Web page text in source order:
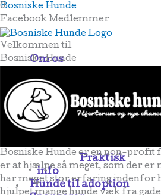
Skip
to
content
Bosniske Hunde
Menu
Om os
Bosniske Hunde
Personerne
bag
Praktisk
info
Hunde til adoption
0
Facebook Medlemmer
Velkommen til
Bosniske Hunde
Bosniske Hunde er en non-profit
er at hjælpe så meget, som der er
har meget stor erfaring indenfor
hjulpet mange hunde væk fra